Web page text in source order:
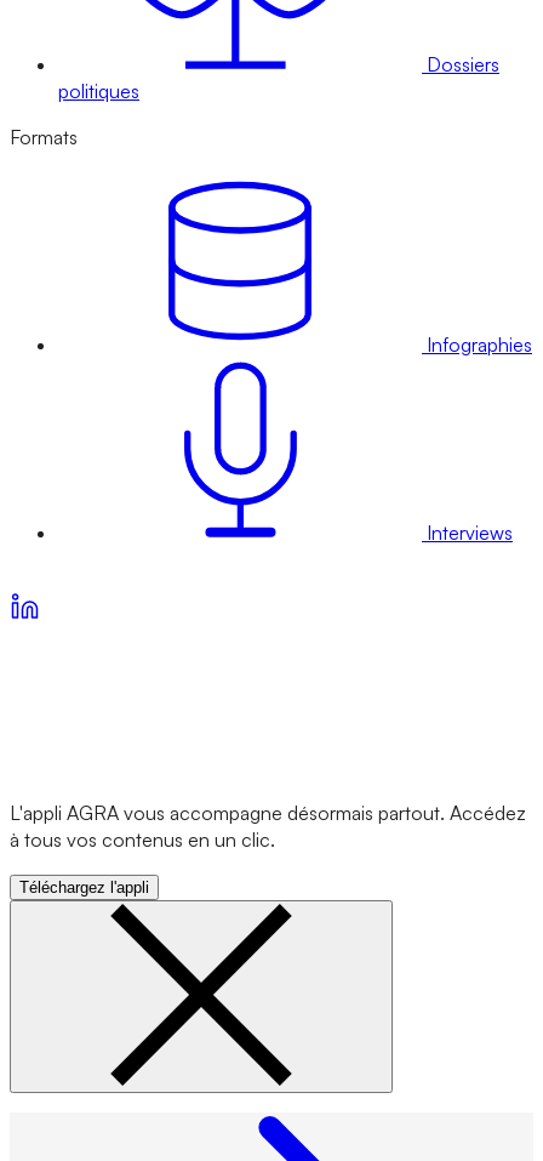
Dossiers
politiques
Formats
Infographies
Interviews
L'appli AGRA vous accompagne désormais partout. Accédez
à tous vos contenus en un clic.
Téléchargez l'appli